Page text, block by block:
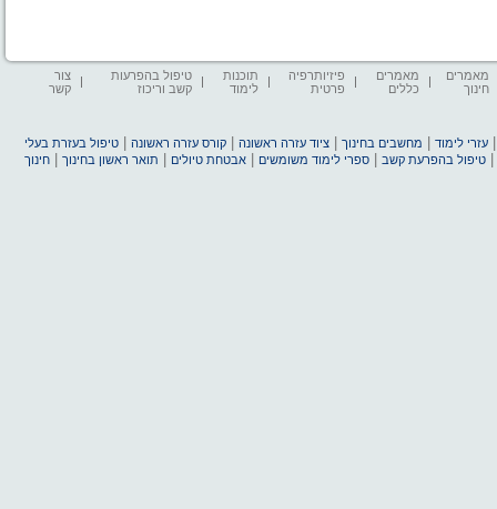
מאמרים
חינוך
מאמרים
כללים
פיזיותרפיה
פרטית
תוכנות
לימוד
טיפול בהפרעות
קשב וריכוז
צור
קשר
עזרי לימוד מחשבים בחינוך |ציוד עזרה ראשונה |קורס עזרה ראשונה |טיפול בעזרת בעלי
|טיפול בהפרעת קשב |ספרי לימוד משומשים |אבטחת טיולים תואר ראשון בחינוך |חינוך